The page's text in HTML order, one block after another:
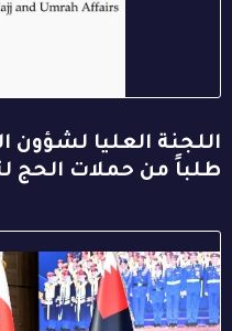
طلباً من حملات الحج